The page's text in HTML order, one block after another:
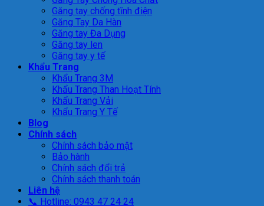
Găng tay chống tĩnh điện
Găng Tay Da Hàn
Găng tay Đa Dụng
Găng tay len
Găng tay y tế
Khẩu Trang
Khẩu Trang 3M
Khẩu Trang Than Hoạt Tính
Khẩu Trang Vải
Khẩu Trang Y Tế
Blog
Chính sách
Chính sách bảo mật
Bảo hành
Chính sách đổi trả
Chính sách thanh toán
Liên hệ
📞 Hotline: 0943 47 24 24